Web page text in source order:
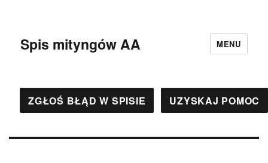
Spis mityngów AA MENU
ZGŁOŚ BŁĄD W SPISIE UZYSKAJ POMOC